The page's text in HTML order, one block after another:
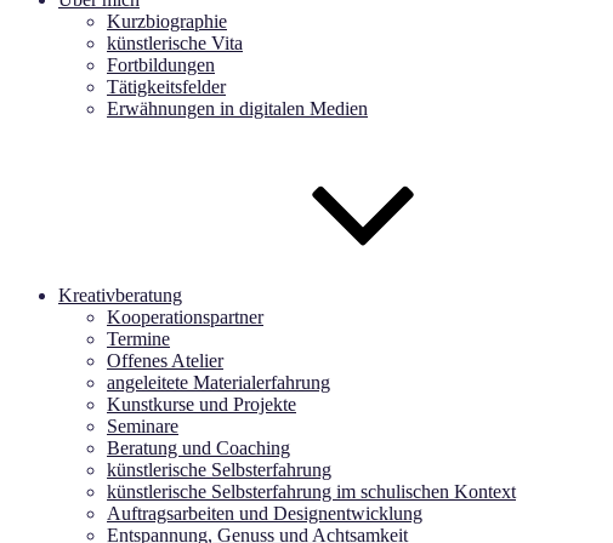
Kurzbiographie
künstlerische Vita
Fortbildungen
Tätigkeitsfelder
Erwähnungen in digitalen Medien
Kreativberatung
Kooperationspartner
Termine
Offenes Atelier
angeleitete Materialerfahrung
Kunstkurse und Projekte
Seminare
Beratung und Coaching
künstlerische Selbsterfahrung
künstlerische Selbsterfahrung im schulischen Kontext
Auftragsarbeiten und Designentwicklung
Entspannung, Genuss und Achtsamkeit